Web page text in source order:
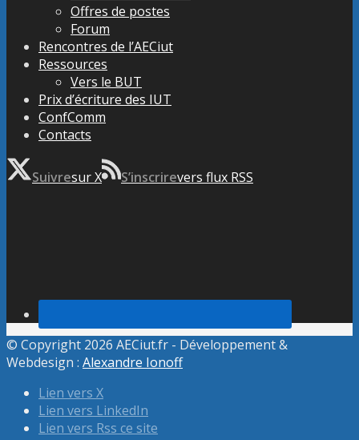
Offres de postes
Forum
Rencontres de l’AECiut
Ressources
Vers le BUT
Prix d’écriture des IUT
ConfComm
Contacts
Suivresur X S’inscrirevers flux RSS
© Copyright 2026 AECiut.fr - Développement &
Webdesign : Alexandre Ionoff
Lien vers X
Lien vers LinkedIn
Lien vers Rss ce site